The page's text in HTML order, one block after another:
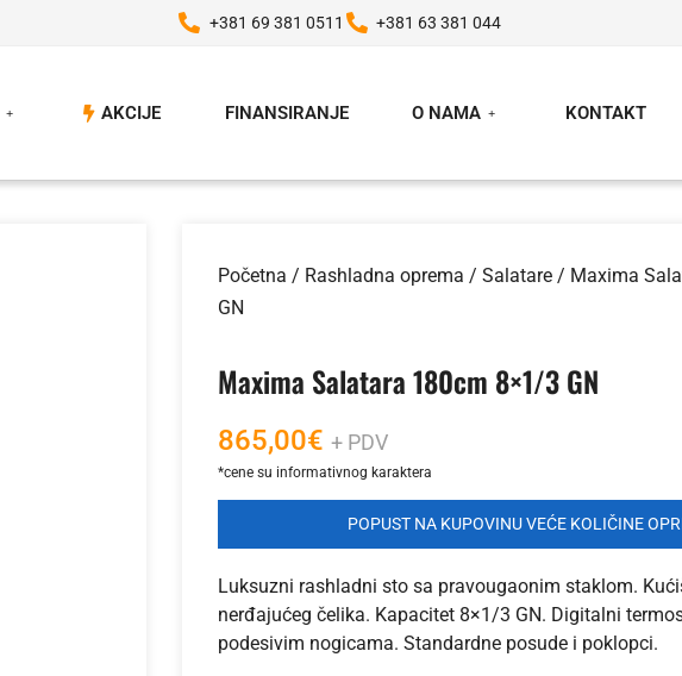
+381 69 381 0511 +381 63 381 044
AKCIJE FINANSIRANJE O NAMA KONTAKT
Početna / Rashladna oprema / Salatare / Maxima
GN
Maxima Salatara 180cm 8×1/3 GN
865,00€ + PDV
POPUST NA KUPOVINU VEĆE KOLIČINE
Luksuzni rashladni sto sa pravougaonim staklom.
nerđajućeg čelika. Kapacitet 8×1/3 GN. Digitalni
podesivim nogicama. Standardne posude i poklopci.